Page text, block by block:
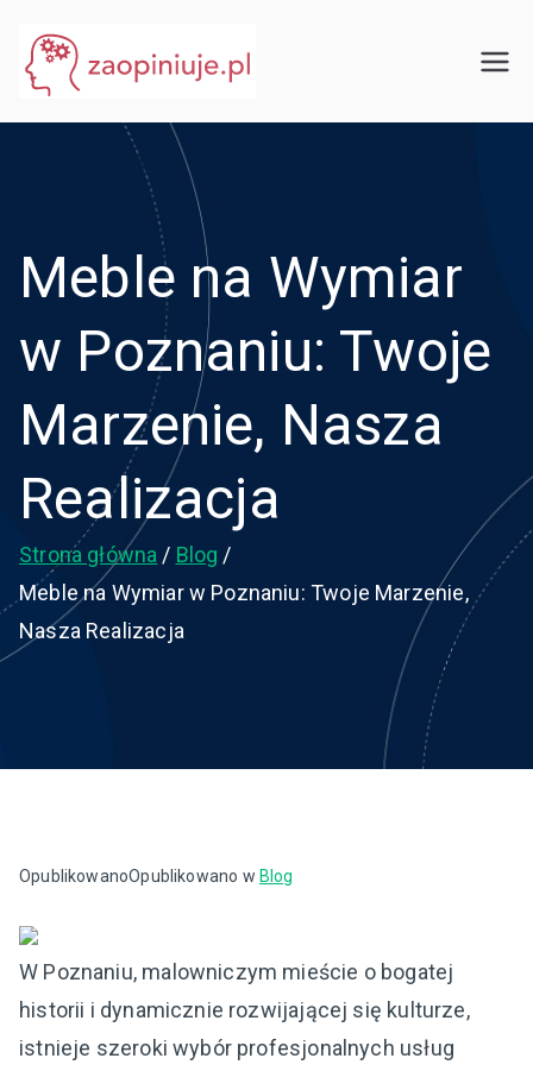
treści
Meble na Wymiar
w Poznaniu: Twoje
Marzenie, Nasza
Realizacja
Strona główna
Blog
Meble na Wymiar w Poznaniu: Twoje Marzenie,
Nasza Realizacja
OpublikowanoOpublikowano w Blog
W Poznaniu, malowniczym mieście o bogatej
historii i dynamicznie rozwijającej się kulturze,
istnieje szeroki wybór profesjonalnych usług